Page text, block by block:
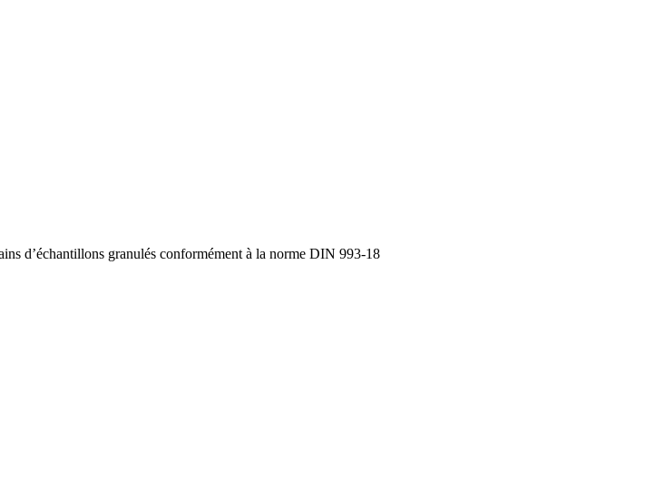
d’échantillons granulés conformément à la norme DIN 993-18